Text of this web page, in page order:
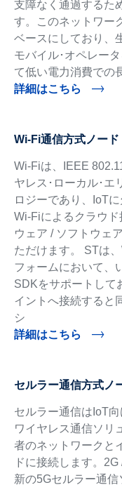
支障なく通過するた
す。このネットワー
ベースにしており、
モバイル･オペレー
て低い電力消費での
詳細はこちら
Wi-Fi通信方式ノード
Wi-Fiは、IEEE
ヤレス･ローカル･エ
ロジーであり、IoT
Wi-Fiによるクラウ
ウェア / ソフトウェ
ただけます。 STは
フォームにおいて、
SDKをサポートして
イントへ接続すると
シ
詳細はこちら
セルラー通信方式ノ
セルラー通信はIoT
ワイヤレス通信ソリ
者のネットワークと
ドに接続します。
新の5Gセルラー通